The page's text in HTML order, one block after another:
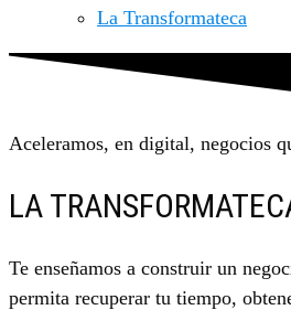
La Transformateca
Aceleramos, en digital, negocios
LA
Te enseñamos a construir un
permita recuperar tu tiempo,